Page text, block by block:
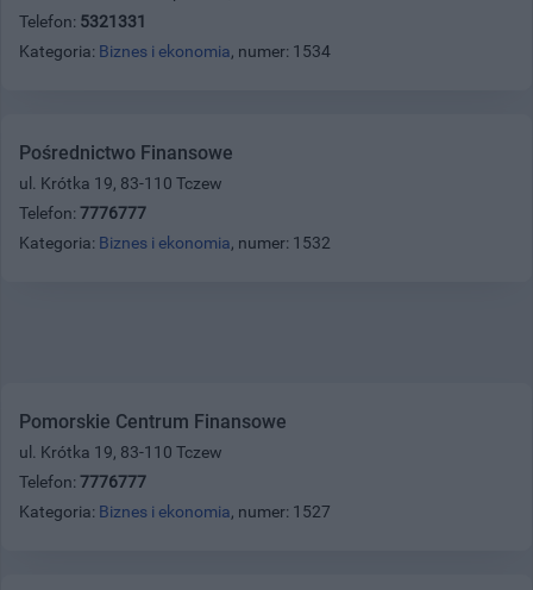
Telefon: 5321331
Kategoria: Biznes i ekonomia, numer: 1534
Pośrednictwo Finansowe
ul. Krótka 19, 83-110 Tczew
Telefon: 7776777
Kategoria: Biznes i ekonomia, numer: 1532
Pomorskie Centrum Finansowe
ul. Krótka 19, 83-110 Tczew
Telefon: 7776777
Kategoria: Biznes i ekonomia, numer: 1527